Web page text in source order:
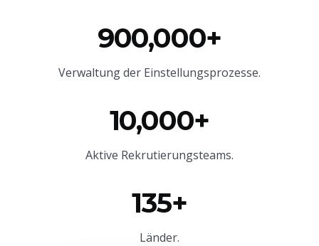
900,000+
Verwaltung der Einstellungsprozesse.
10,000+
Aktive Rekrutierungsteams.
135+
Länder.